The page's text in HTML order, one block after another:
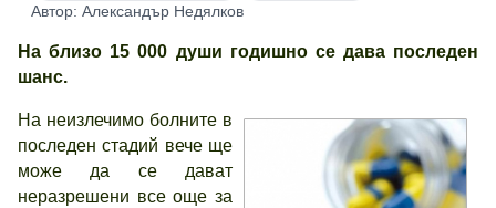
Автор: Александър Недялков
На близо 15 000 души годишно се дава последен
шанс.
На неизлечимо болните в
последен стадий вече ще
може да се дават
неразрешени все още за